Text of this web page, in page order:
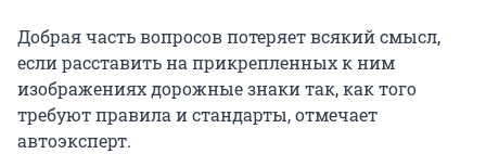
Добрая часть вопросов потеряет всякий смысл,
если расставить на прикрепленных к ним
изображениях дорожные знаки так, как того
требуют правила и стандарты, отмечает
автоэксперт.